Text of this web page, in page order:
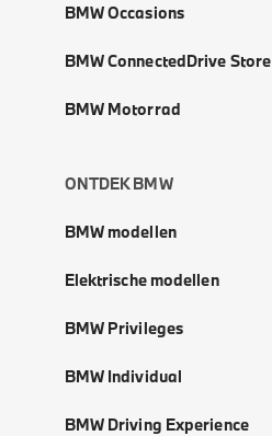
BMW Occasions
BMW ConnectedDrive Store
BMW Motorrad
ONTDEK BMW
BMW modellen
Elektrische modellen
BMW Privileges
BMW Individual
BMW Driving Experience